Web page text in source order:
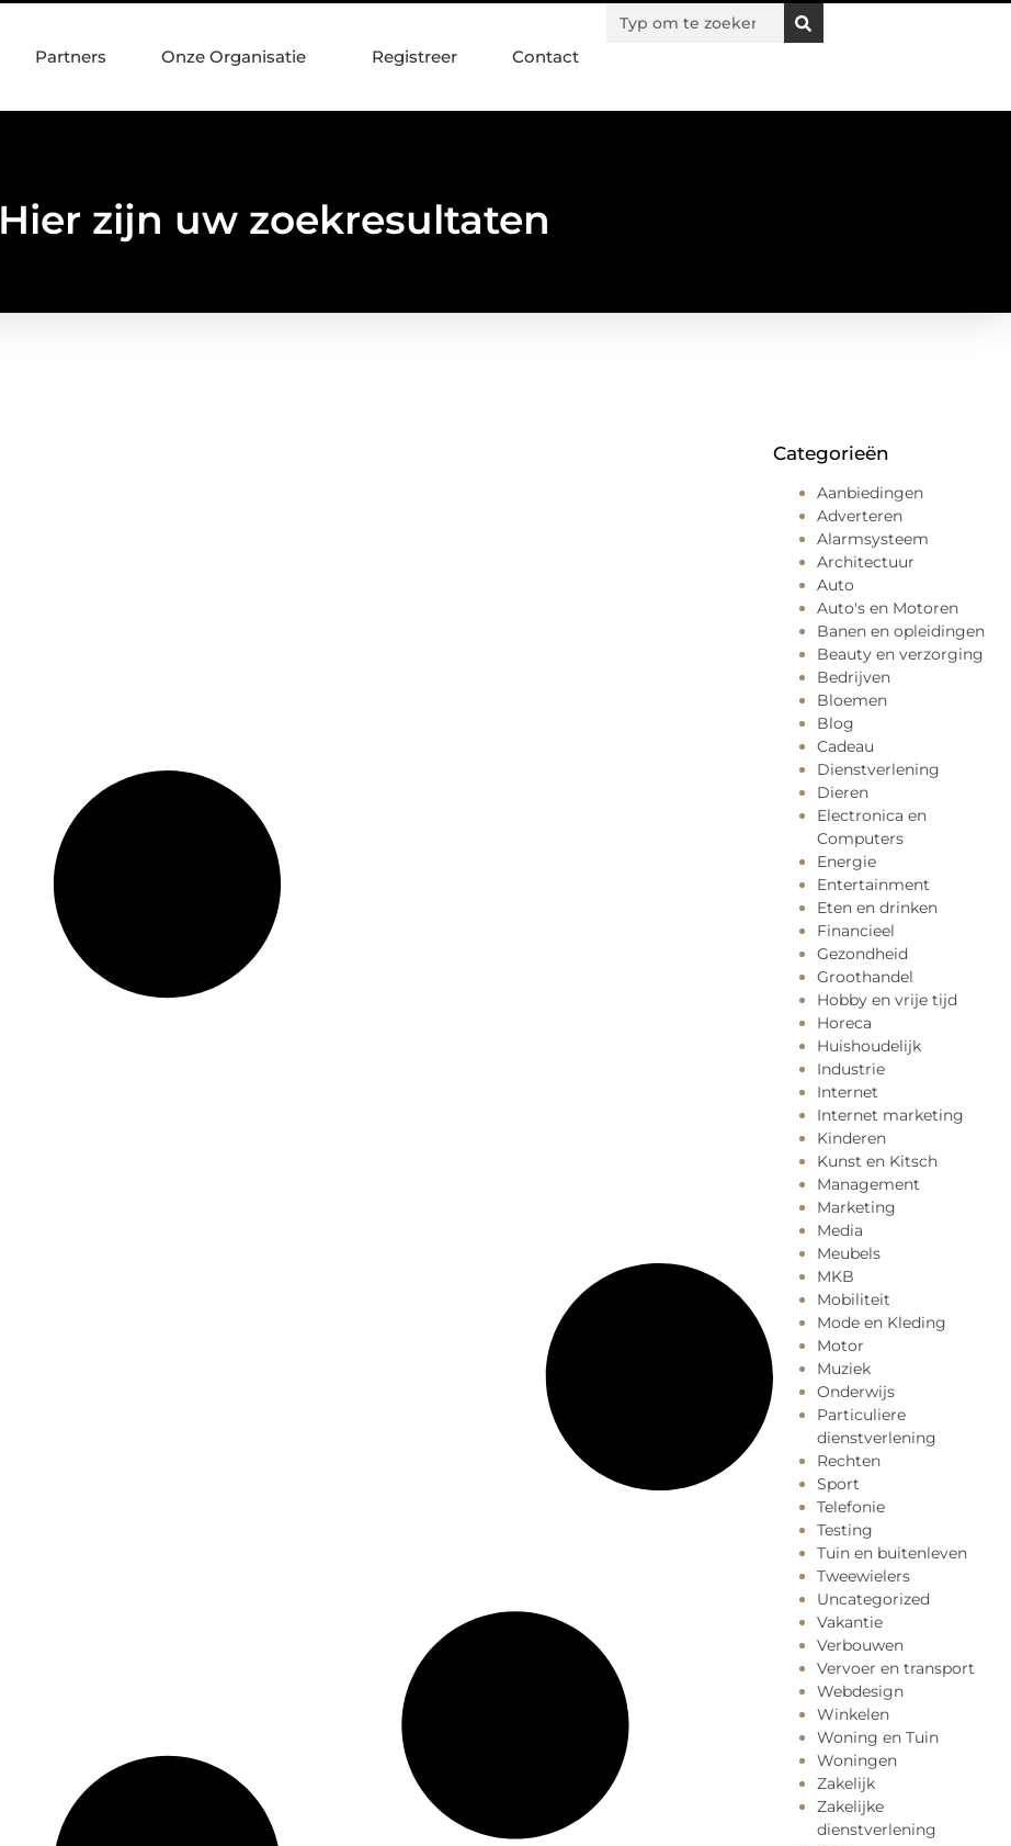
Partners Onze Organisatie Registreer Contact
Hier zijn uw zoekresultaten
Categorieën
Aanbiedingen
Adverteren
Alarmsysteem
Architectuur
Auto
Auto's en Motoren
Banen en opleidingen
Beauty en verzorging
Bedrijven
Bloemen
Blog
Cadeau
Dienstverlening
Dieren
Electronica en
Computers
Energie
Entertainment
Eten en drinken
Financieel
Gezondheid
Groothandel
Hobby en vrije tijd
Horeca
Huishoudelijk
Industrie
Internet
Internet marketing
Kinderen
Kunst en Kitsch
Management
Marketing
Media
Meubels
MKB
Mobiliteit
Mode en Kleding
Motor
Muziek
Onderwijs
Particuliere
dienstverlening
Rechten
Sport
Telefonie
Testing
Tuin en buitenleven
Tweewielers
Uncategorized
Vakantie
Verbouwen
Vervoer en transport
Webdesign
Winkelen
Woning en Tuin
Woningen
Zakelijk
Zakelijke
dienstverlening